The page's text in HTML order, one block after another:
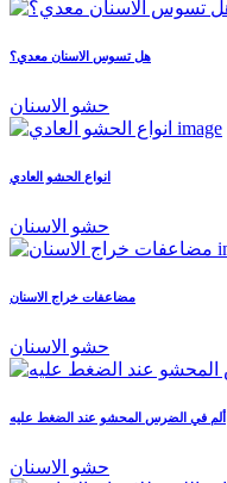
هل تسوس الاسنان معدي؟
حشو الاسنان
انواع الحشو العادي
حشو الاسنان
مضاعفات خراج الاسنان
حشو الاسنان
ألم في الضرس المحشو عند الضغط عليه
حشو الاسنان